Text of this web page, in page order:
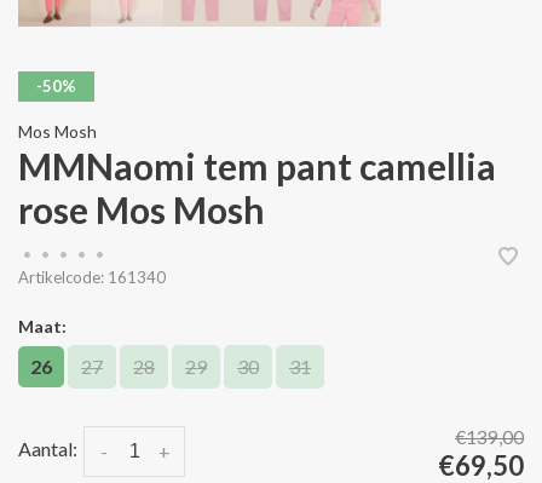
-50%
Mos Mosh
MMNaomi tem pant camellia
rose Mos Mosh
• • • •
•
Artikelcode: 161340
Maat:
26 27 28 29 30 31
Aantal: +
-
€139,00
€69,50